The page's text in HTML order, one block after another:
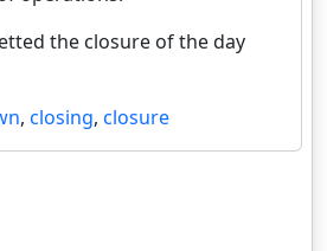
the closure of the day
, closing, closure